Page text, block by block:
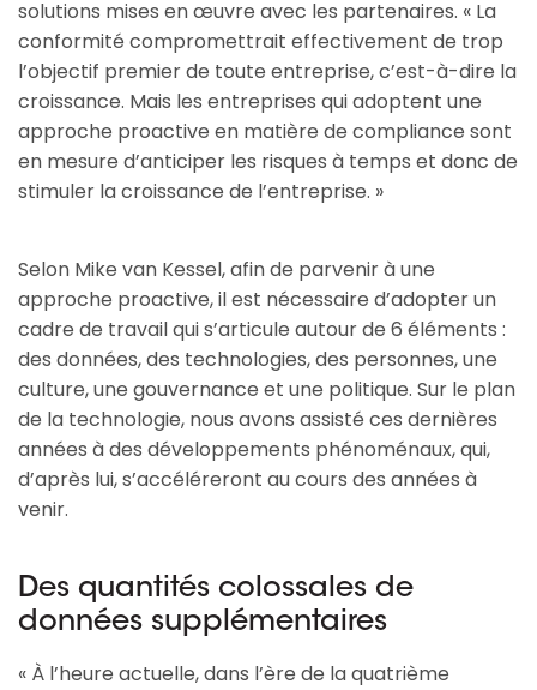
solutions mises en œuvre avec les partenaires. « La
conformité compromettrait effectivement de trop
l’objectif premier de toute entreprise, c’est-à-dire la
croissance. Mais les entreprises qui adoptent une
approche proactive en matière de compliance sont
en mesure d’anticiper les risques à temps et donc de
stimuler la croissance de l’entreprise. »
Selon Mike van Kessel, afin de parvenir à une
approche proactive, il est nécessaire d’adopter un
cadre de travail qui s’articule autour de 6 éléments :
des données, des technologies, des personnes, une
culture, une gouvernance et une politique. Sur le plan
de la technologie, nous avons assisté ces dernières
années à des développements phénoménaux, qui,
d’après lui, s’accéléreront au cours des années à
venir.
Des quantités colossales de
données supplémentaires
« À l’heure actuelle, dans l’ère de la quatrième